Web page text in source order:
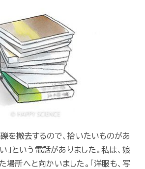
礫を撤去するので、拾いたいものがあ
」という電話がありました。私は、娘
場所へと向かいました。「洋服も、写